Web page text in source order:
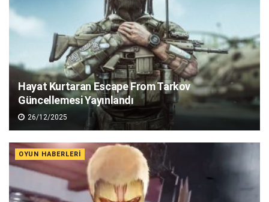
Hayat Kurtaran Escape From Tarkov
Güncellemesi Yayınlandı
26/12/2025
OYUN HABERLERI